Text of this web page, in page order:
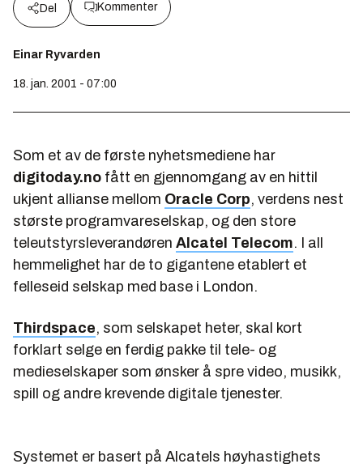
Del Kommenter
Einar Ryvarden
18. jan. 2001 - 07:00
Som et av de første nyhetsmediene har
digitoday.no fått en gjennomgang av en hittil
ukjent allianse mellom Oracle Corp, verdens nest
største programvareselskap, og den store
teleutstyrsleverandøren Alcatel Telecom. I all
hemmelighet har de to gigantene etablert et
felleseid selskap med base i London.
Thirdspace, som selskapet heter, skal kort
forklart selge en ferdig pakke til tele- og
medieselskaper som ønsker å spre video, musikk,
spill og andre krevende digitale tjenester.
Systemet er basert på Alcatels høyhastighets